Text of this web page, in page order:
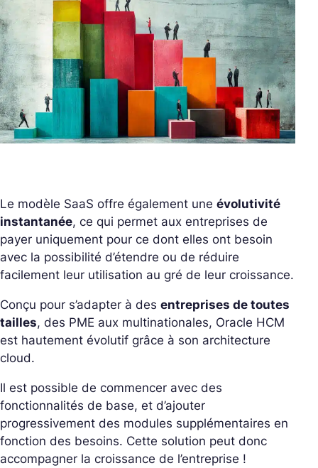
Le modèle SaaS offre également une évolutivité
instantanée, ce qui permet aux entreprises de
payer uniquement pour ce dont elles ont besoin
avec la possibilité d’étendre ou de réduire
facilement leur utilisation au gré de leur croissance.
Conçu pour s’adapter à des entreprises de toutes
tailles, des PME aux multinationales, Oracle HCM
est hautement évolutif grâce à son architecture
cloud.
Il est possible de commencer avec des
fonctionnalités de base, et d’ajouter
progressivement des modules supplémentaires en
fonction des besoins. Cette solution peut donc
accompagner la croissance de l’entreprise !